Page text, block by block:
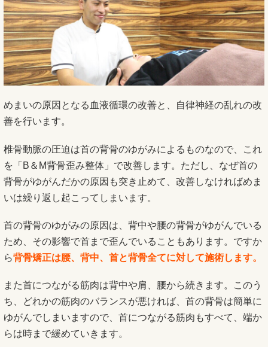
めまいの原因となる血液循環の改善と、自律神経の乱れの改
善を行います。
椎骨動脈の圧迫は首の背骨のゆがみによるものなので、これ
を「B＆M背骨歪み整体」で改善します。ただし、なぜ首の
背骨がゆがんだかの原因も突き止めて、改善しなければめま
いは繰り返し起こってしまいます。
首の背骨のゆがみの原因は、背中や腰の背骨がゆがんでいる
ため、その影響で首まで歪んでいることもあります。ですか
ら背骨矯正は腰、背中、首と背骨全てに対して施術します。
また首につながる筋肉は背中や肩、腰から続きます。このう
ち、どれかの筋肉のバランスが悪ければ、首の背骨は簡単に
ゆがんでしまいますので、首につながる筋肉もすべて、端か
らは時まで緩めていきます。